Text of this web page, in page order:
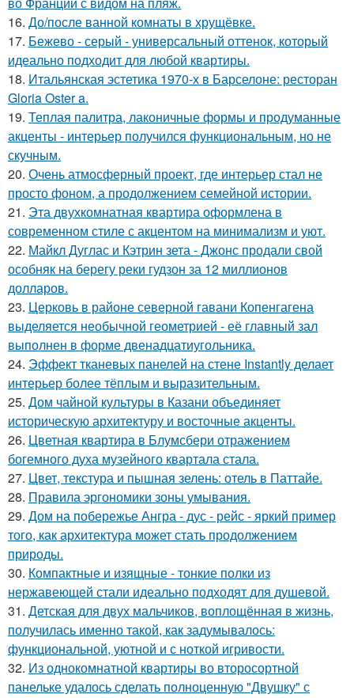
16. До/после ванной комнаты в хрущёвке.
17. Бежево - серый - универсальный оттенок, который
идеально подходит для любой квартиры.
18. Итальянская эстетика 1970-х в Барселоне: ресторан
Gloria Oster a.
19. Теплая палитра, лаконичные формы и продуманные
акценты - интерьер получился функциональным, но не
скучным.
20. Очень атмосферный проект, где интерьер стал не
просто фоном, а продолжением семейной истории.
21. Эта двухкомнатная квартира оформлена в
современном стиле с акцентом на минимализм и уют.
22. Майкл Дуглас и Кэтрин зета - Джонс продали свой
особняк на берегу реки гудзон за 12 миллионов
долларов.
23. Церковь в районе северной гавани Копенгагена
выделяется необычной геометрией - её главный зал
выполнен в форме двенадцатиугольника.
24. Эффект тканевых панелей на стене Instantly делает
интерьер более тёплым и выразительным.
25. Дом чайной культуры в Казани объединяет
историческую архитектуру и восточные акценты.
26. Цветная квартира в Блумсбери отражением
богемного духа музейного квартала стала.
27. Цвет, текстура и пышная зелень: отель в Паттайе.
28. Правила эргономики зоны умывания.
29. Дом на побережье Ангра - дус - рейс - яркий пример
того, как архитектура может стать продолжением
природы.
30. Компактные и изящные - тонкие полки из
нержавеющей стали идеально подходят для душевой.
31. Детская для двух мальчиков, воплощённая в жизнь,
получилась именно такой, как задумывалось:
функциональной, уютной и с ноткой игривости.
32. Из однокомнатной квартиры во второсортной
панельке удалось сделать полноценную "Двушку" с